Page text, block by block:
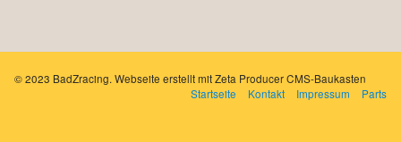
© 2023 BadZracing. Webseite erstellt mit Zeta Producer CMS-Baukasten
Startseite
Kontakt Impressum Parts